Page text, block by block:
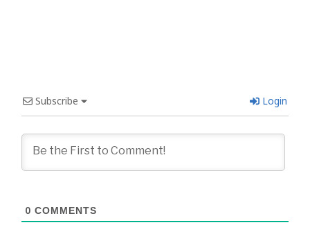
Subscribe Login
0 COMMENTS